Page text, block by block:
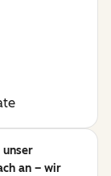
an – wir